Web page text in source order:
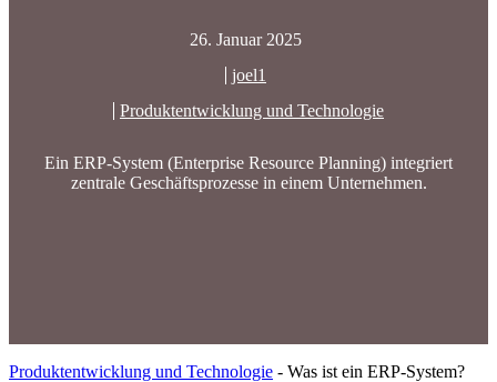
26. Januar 2025
joel1
Produktentwicklung und Technologie
Ein ERP-System (Enterprise Resource Planning) integriert
zentrale Geschäftsprozesse in einem Unternehmen.
Produktentwicklung und Technologie - Was ist ein ERP-System?